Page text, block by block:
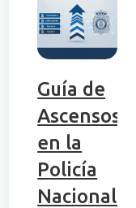
Guía de
Ascensos
en la
Policía
Nacional: